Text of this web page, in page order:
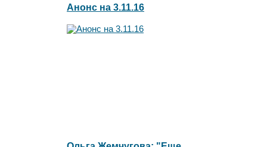
Анонс на 3.11.16